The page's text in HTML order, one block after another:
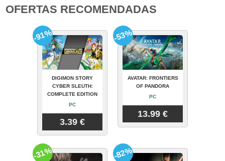
OFERTAS RECOMENDADAS
DIGIMON STORY
CYBER SLEUTH:
COMPLETE EDITION
PC
3.39 €
-91%
AVATAR: FRONTIERS
OF PANDORA
PC
13.99 €
-53%
-31% -82%